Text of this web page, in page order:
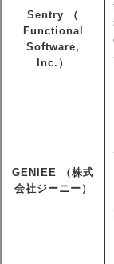
Sentry （
Functional
Software,
Inc.）
GENIEE （株式
会社ジーニー）